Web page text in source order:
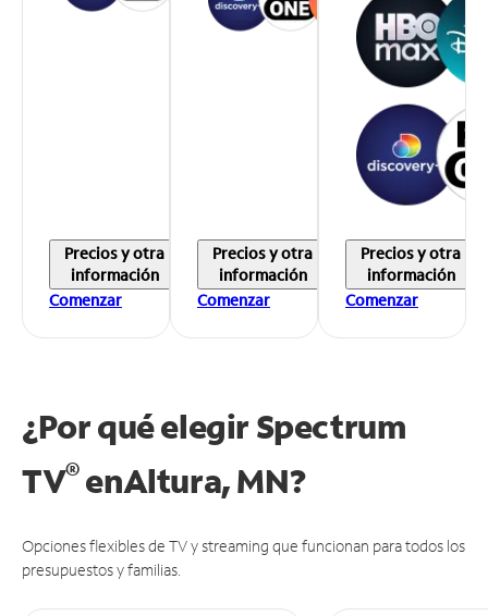
Precios y otra
información
Comenzar
Precios y otra
información
Comenzar
Precios y otra
información
Comenzar
¿Por qué elegir Spectrum
TV®enAltura, MN?
Opciones flexibles de TV y streaming que funcionan para todos los
presupuestos y familias.